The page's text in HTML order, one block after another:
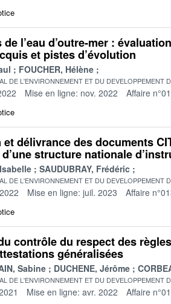
l’eau d’outre-mer :
et pistes d’évolution
FOUCHER, Hélène
DE L'ENVIRONNEMENT ET DU DEVELOPPEMENT
Mise en ligne: nov. 2022 Affaire
délivrance des documents
structure nationale
SAUDUBRAY, Frédéric
DE L'ENVIRONNEMENT ET DU DEVELOPPEMENT
Mise en ligne: juil. 2023 Affaire
contrôle du respect des
généralisées
Sabine DUCHENE, Jérôme
DE L'ENVIRONNEMENT ET DU DEVELOPPEMENT
Mise en ligne: avr. 2022 Affaire